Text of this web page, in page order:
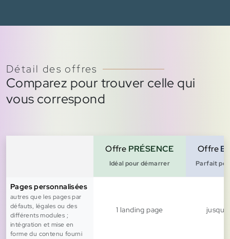
Détail des offres
Comparez pour trouver celle qui
vous correspond
Offre PRÉSENCE
Idéal pour démarrer
Offre
Parfait
Pages personnalisées
autres que les pages par
défauts, légales ou des
différents modules ;
intégration et mise en
forme du contenu fourni
1 landing page